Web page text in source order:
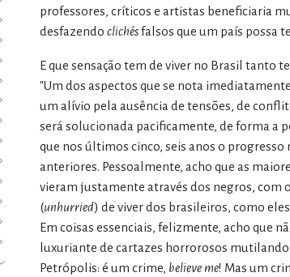
professores, críticos e artistas beneficiaria
desfazendo clichésfalsos que um país possa
E que sensação tem de viver no Brasil tanto
"Um dos aspectos que se nota
um alívio pela ausência de tensões, de
será solucionada pacificamente, de forma a
que nos últimos cinco, seis anos o
anteriores. Pessoalmente, acho que as
vieram justamente através dos negros, com
(unhurried) de viver dos brasileiros, como
Em coisas essenciais, felizmente, acho que
luxuriante de cartazes horrorosos
Petrópolis: é um crime, believe me! Mas um